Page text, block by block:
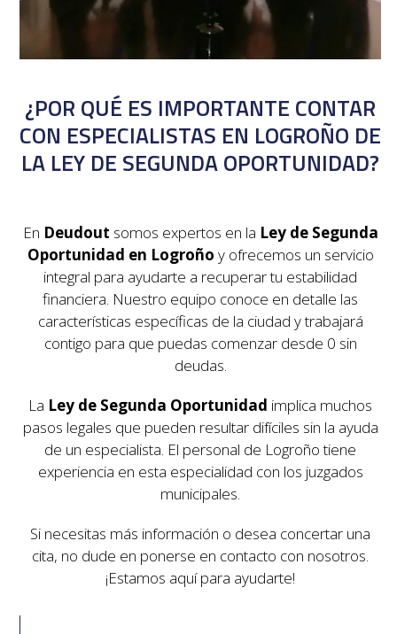
¿POR QUÉ ES IMPORTANTE CONTAR
CON ESPECIALISTAS EN LOGROÑO DE
LA LEY DE SEGUNDA OPORTUNIDAD?
En Deudout somos expertos en la Ley de Segunda
Oportunidad en Logroño y ofrecemos un servicio
integral para ayudarte a recuperar tu estabilidad
financiera. Nuestro equipo conoce en detalle las
características específicas de la ciudad y trabajará
contigo para que puedas comenzar desde 0 sin
deudas.
La Ley de Segunda Oportunidad implica muchos
pasos legales que pueden resultar difíciles sin la ayuda
de un especialista. El personal de Logroñotiene
experiencia en esta especialidad con los juzgados
municipales.
Si necesitas más información o desea concertar una
cita, no dude en ponerse en contacto con nosotros.
¡Estamos aquí para ayudarte!